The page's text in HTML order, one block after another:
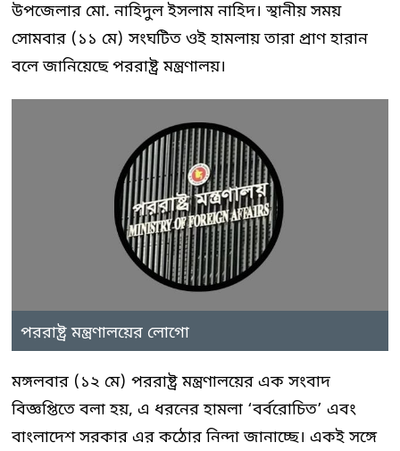
উপজেলার মো. নাহিদুল ইসলাম নাহিদ। স্থানীয় সময়
সোমবার (১১ মে) সংঘটিত ওই হামলায় তারা প্রাণ হারান
বলে জানিয়েছে পররাষ্ট্র মন্ত্রণালয়।
পররাষ্ট্র মন্ত্রণালয়ের লোগো
মঙ্গলবার (১২ মে) পররাষ্ট্র মন্ত্রণালয়ের এক সংবাদ
বিজ্ঞপ্তিতে বলা হয়, এ ধরনের হামলা ‘বর্বরোচিত’ এবং
বাংলাদেশ সরকার এর কঠোর নিন্দা জানাচ্ছে। একই সঙ্গে